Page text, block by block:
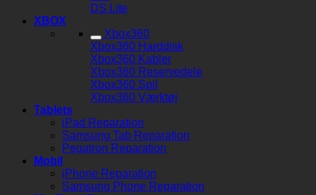
DS Lite
XBOX
Xbox360
Xbox360 Harddisk
Xbox360 Kabler
Xbox360 Reservedele
Xbox360 Spil
Xbox360 Værktøj
Tablets
iPad Reparation
Samsung Tab Reparation
Pegatron Reparation
Mobil
iPhone Reparation
Samsung Phone Reparation